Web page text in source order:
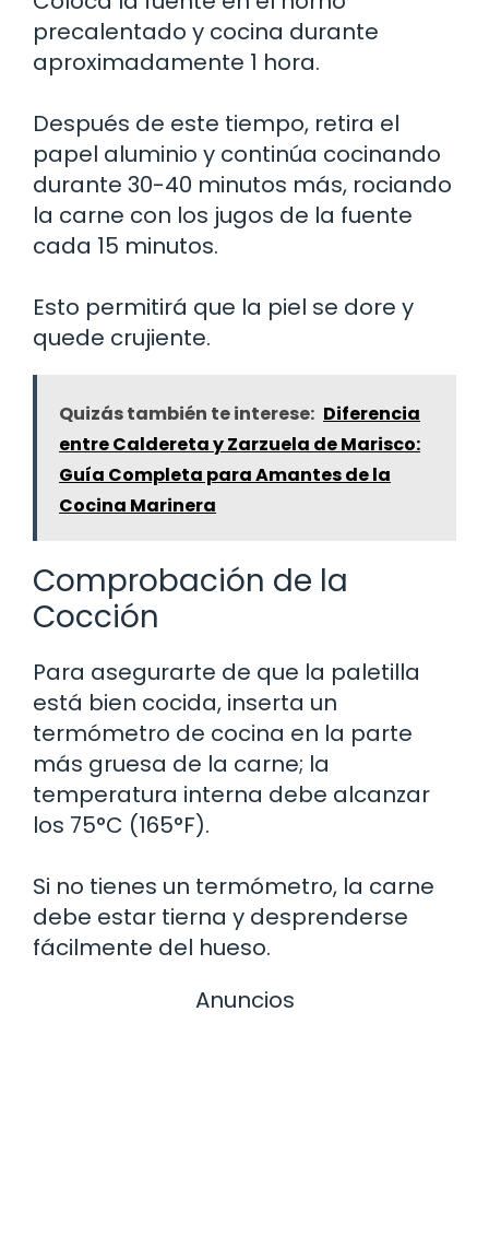
precalentado y cocina durante
aproximadamente 1 hora.
Después de este tiempo, retira el
papel aluminio y continúa cocinando
durante 30-40 minutos más, rociando
la carne con los jugos de la fuente
cada 15 minutos.
Esto permitirá que la piel se dore y
quede crujiente.
Quizás también te interese: Diferencia
entre Caldereta y Zarzuela de Marisco:
Guía Completa para Amantes de la
Cocina Marinera
Comprobación de la
Cocción
Para asegurarte de que la paletilla
está bien cocida, inserta un
termómetro de cocina en la parte
más gruesa de la carne; la
temperatura interna debe alcanzar
los 75°C (165°F).
Si no tienes un termómetro, la carne
debe estar tierna y desprenderse
fácilmente del hueso.
Anuncios